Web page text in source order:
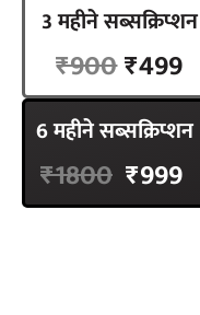
3 महीने सब्सक्रिप्शन
₹900₹499
6 महीने सब्सक्रिप्शन
₹1800 ₹999